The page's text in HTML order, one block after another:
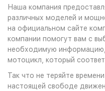
Наша компания
различных моделей и
на официальном сайте
компании помогут вам с
необходимую информацию,
мотоцикл, который
Так что не теряйте
настоящей свободе